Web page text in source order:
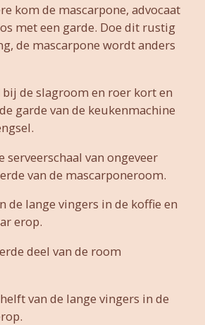
kom de mascarpone, advocaat
met een garde. Doe dit rustig
de mascarpone wordt anders
de slagroom en roer kort en
garde van de keukenmachine
serveerschaal van ongeveer
van de mascarponeroom.
de lange vingers in de koffie en
erop.
deel van de room
van de lange vingers in de